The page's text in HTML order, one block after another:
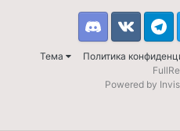
Тема Политика
DiscordVK
Powered by